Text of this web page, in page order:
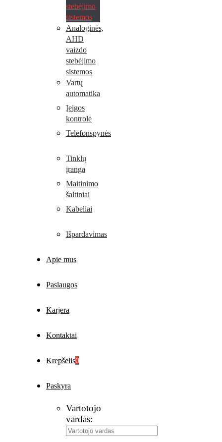
stebėjimo
sistemos
Analoginės,
AHD
vaizdo
stebėjimo
sistemos
Vartų
automatika
Įeigos
kontrolė
Telefonspynės
Tinklų
įranga
Maitinimo
šaltiniai
Kabeliai
Išpardavimas
Apie mus
Paslaugos
Karjera
Kontaktai
Krepšelis0
Paskyra
Vartotojo
vardas: